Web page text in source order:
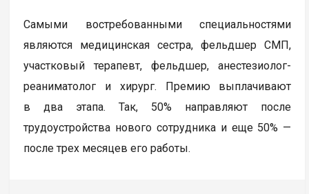
Самыми востребованными специальностями
являются медицинская сестра, фельдшер СМП,
участковый терапевт, фельдшер, анестезиолог-
реаниматолог и хирург. Премию выплачивают
в два этапа. Так, 50% направляют после
трудоустройства нового сотрудника и еще 50% —
после трех месяцев его работы.